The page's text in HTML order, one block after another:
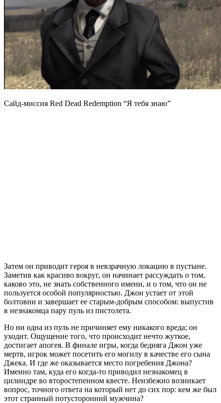
Сайд-миссия Red Dead Redemption “Я тебя знаю”
Затем он приводит героя в невзрачную локацию в пустыне.
Заметив как красиво вокруг, он начинает рассуждать о том,
каково это, не знать собственного имени, и о том, что он не
пользуется особой популярностью. Джон устает от этой
болтовни и завершает ее старым-добрым способом: выпустив
в незнакомца пару пуль из пистолета.
Но ни одна из пуль не причиняет ему никакого вреда; он
уходит. Ощущение того, что происходит нечто жуткое,
достигает апогея. В финале игры, когда бедняга Джон уже
мертв, игрок может посетить его могилу в качестве его сына
Джека. И где же оказывается место погребения Джона?
Именно там, куда его когда-то приводил незнакомец в
цилиндре во второстепенном квесте. Неизбежно возникает
вопрос, точного ответа на который нет до сих пор: кем же был
этот странный потусторонний мужчина?